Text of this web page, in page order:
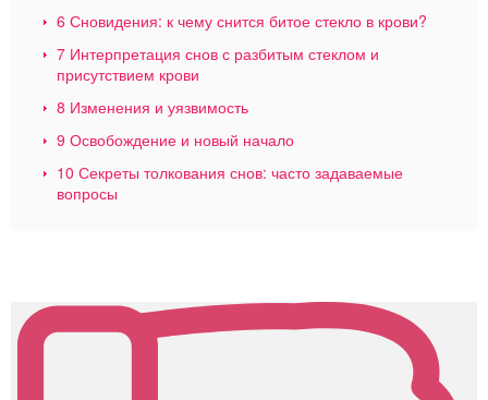
6 Сновидения: к чему снится битое стекло в крови?
7 Интерпретация снов с разбитым стеклом и
присутствием крови
8 Изменения и уязвимость
9 Освобождение и новый начало
10 Секреты толкования снов: часто задаваемые
вопросы